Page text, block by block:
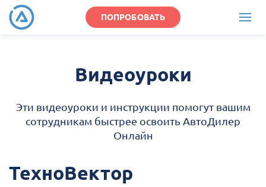
ПОПРОБОВАТЬ
Видеоуроки
Эти видеоуроки и инструкции помогут вашим
сотрудникам быстрее освоить АвтоДилер
Онлайн
ТехноВектор